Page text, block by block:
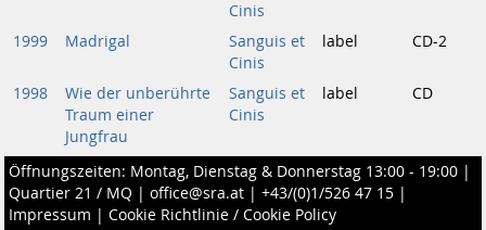
Cinis
1999 Madrigal
Sanguis et
Cinis
label CD-2
1998
Wie der unberührte
Traum einer
Jungfrau
Sanguis et
Cinis
label CD
Öffnungszeiten: Montag, Dienstag & Donnerstag 13:00 - 19:00 |
Quartier 21 / MQ | office@sra.at | +43/(0)1/526 47 15 |
Impressum | Cookie Richtlinie / Cookie Policy